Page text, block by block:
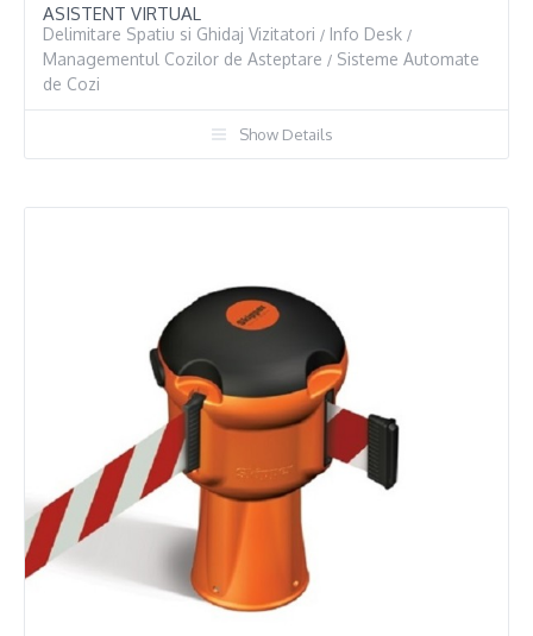
ASISTENT VIRTUAL
Delimitare Spatiu si Ghidaj Vizitatori / Info Desk /
Managementul Cozilor de Asteptare / Sisteme Automate
de Cozi
Show Details